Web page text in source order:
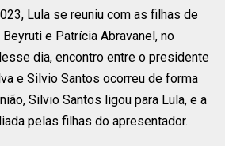
Lula se reuniu com as filhas de
e Patrícia Abravanel, no
dia, encontro entre o presidente
e Silvio Santos ocorreu de forma
Silvio Santos ligou para Lula, e a
pelas filhas do apresentador.